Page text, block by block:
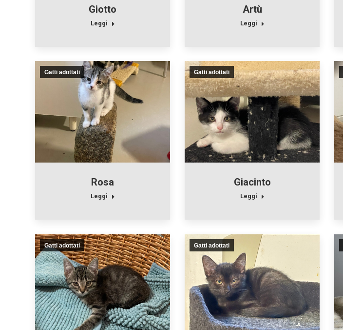
Giotto
Leggi
Artù
Leggi
Gatti adottati
Rosa
Leggi
Gatti adottati
Giacinto
Leggi
Gatti adottati Gatti adottati